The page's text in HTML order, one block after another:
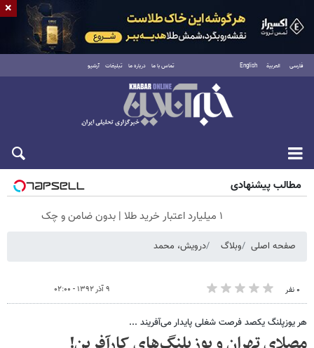
فارسی العربية English تماس با ما درباره ما تبلیغات آرشیو
جمعه ۱۶ مرداد ۱۴۰۵
مطالب پیشنهادی
۱ میلیارد اعتبار خرید طلا | بدون ضامن و چک
صفحه اصلی وبلاگ درویش، محمد
۰ نفر ۹ آذر ۱۳۹۲ - ۰۲:۰۰
هر یوزپلنگ یکصد فرصت شغلی پایدار می‌آفریند ...
×